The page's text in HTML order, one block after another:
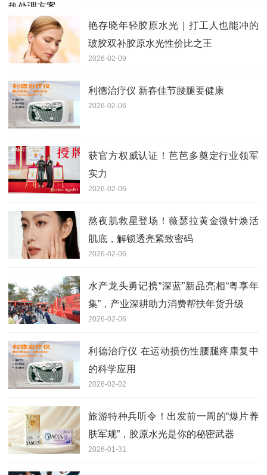
艳存晓年轻胶原水光｜打工人也能冲的
玻胶双补胶原水光性价比之王
2026-02-09
利德治疗仪 新春佳节腰腿要健康
2026-02-06
获官方权威认证！芭芭多奠定行业领军
实力
2026-02-06
熬夜肌救星登场！薇瑟拉黄金微针焕活
肌底，解锁透亮紧致密码
2026-02-06
水产龙头勇记携“深蓝”新品亮相“粤享年
集”，产业深耕助力消费帮扶年货升级
2026-02-06
利德治疗仪 在运动损伤性腰腿疼康复中
的科学应用
2026-02-02
旅游特种兵听令！出发前一周的“爆片养
肤军规”，胶原水光是你的秘密武器
2026-01-31